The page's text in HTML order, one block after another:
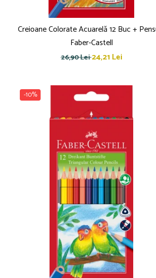
Tempera și Guașe
Creioane Colorate Acuarelă 12 Buc +
Faber-Castell
26,90 Lei24,21 Lei
-10%